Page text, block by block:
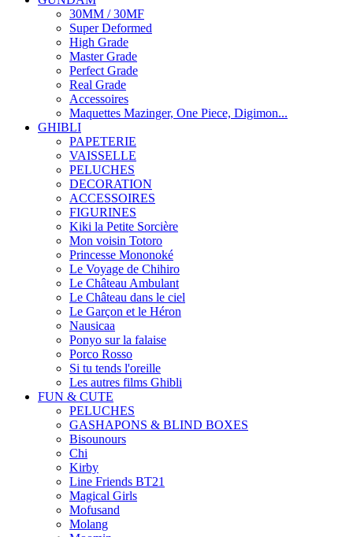
30MM / 30MF
Super Deformed
High Grade
Master Grade
Perfect Grade
Real Grade
Accessoires
Maquettes Mazinger, One Piece, Digimon...
GHIBLI
PAPETERIE
VAISSELLE
PELUCHES
DECORATION
ACCESSOIRES
FIGURINES
Kiki la Petite Sorcière
Mon voisin Totoro
Princesse Mononoké
Le Voyage de Chihiro
Le Château Ambulant
Le Château dans le ciel
Le Garçon et le Héron
Nausicaa
Ponyo sur la falaise
Porco Rosso
Si tu tends l'oreille
Les autres films Ghibli
FUN & CUTE
PELUCHES
GASHAPONS & BLIND BOXES
Bisounours
Chi
Kirby
Line Friends BT21
Magical Girls
Mofusand
Molang